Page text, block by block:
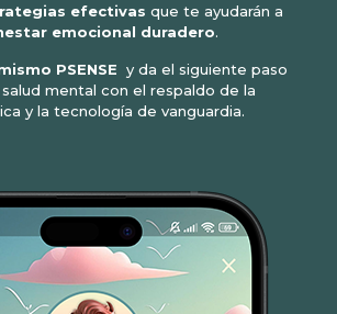
efectivas que te ayudarán a
emocional duradero.
PSENSE y da el siguiente paso
mental con el respaldo de la
y la tecnología de vanguardia.